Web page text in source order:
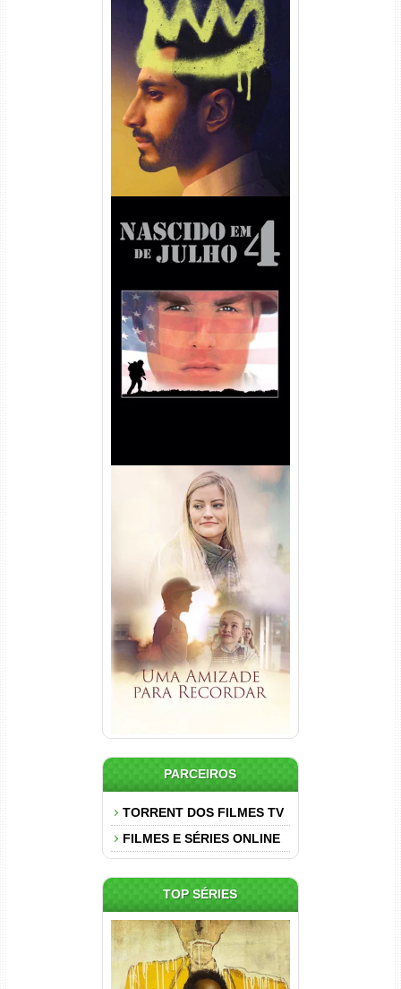
Hamlet Torrent (2026) WEB-
DL 1080p Dual Áudio
Nascido em 4 de Julho
Torrent (1989) WEB-DL 1080p
Dual Áudio
Uma Amizade para Recordar
Torrent (2025) WEB-DL 1080p
Dual Áudio
PARCEIROS
TORRENT DOS FILMES TV
FILMES E SÉRIES ONLINE
TOP SÉRIES